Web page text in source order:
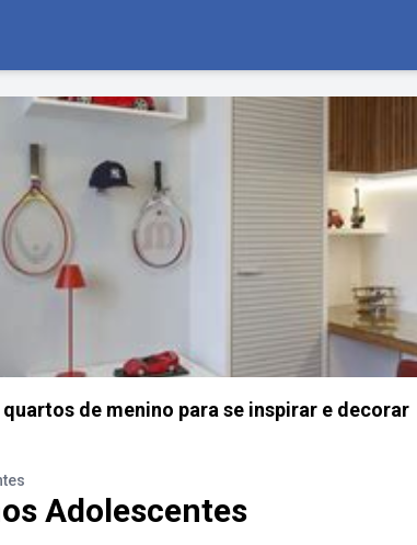
quartos de menino para se inspirar e decorar
Adolescentes